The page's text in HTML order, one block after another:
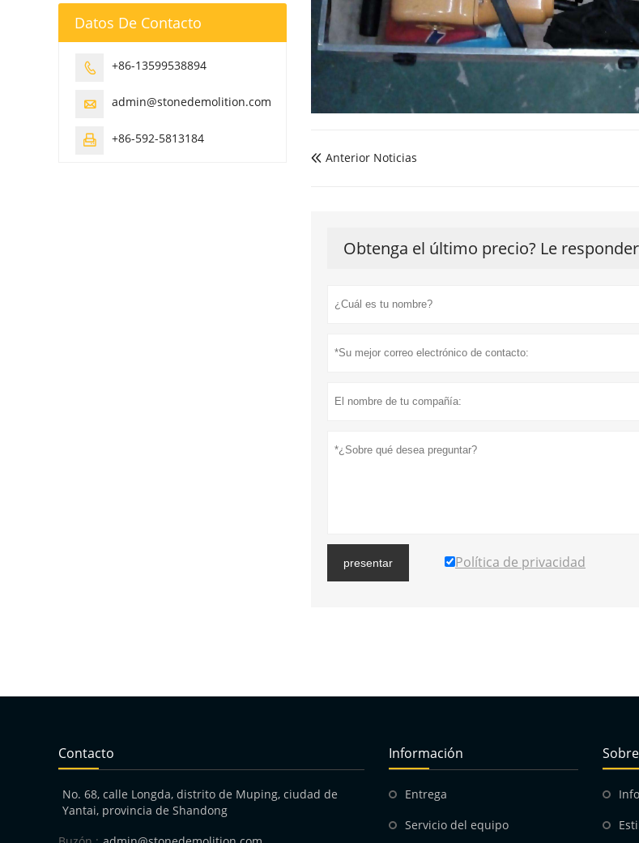
 Anterior Noticias
Obtenga el último precio? Le
presentar Política de privacidad
Datos De Contacto
 +86-13599538894
 admin@stonedemolition.com
 +86-592-5813184
Contacto
No. 68, calle Longda, distrito de Muping, ciudad de
Yantai, provincia de Shandong
Información
Entrega
Servicio del equipo